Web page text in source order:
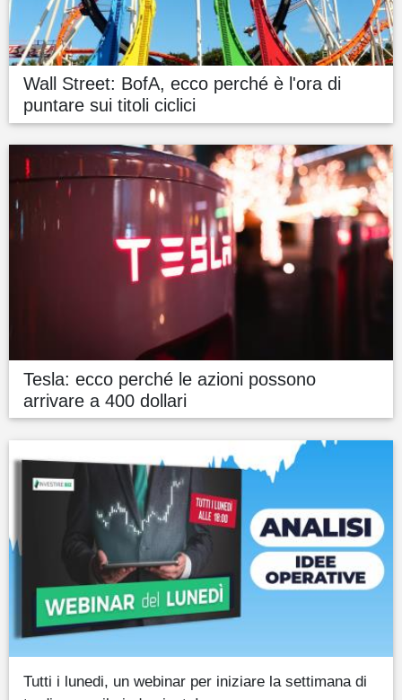
Wall Street: BofA, ecco perché è l'ora di
puntare sui titoli ciclici
Tesla: ecco perché le azioni possono
arrivare a 400 dollari
Tutti i lunedi, un webinar per iniziare la settimana di